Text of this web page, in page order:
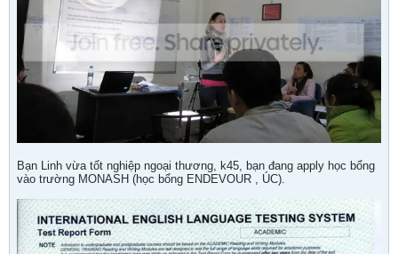
Bạn Linh vừa tốt nghiệp ngoại thương, k45, bạn đang apply học bổng
vào trường MONASH (học bổng ENDEVOUR , ÚC).